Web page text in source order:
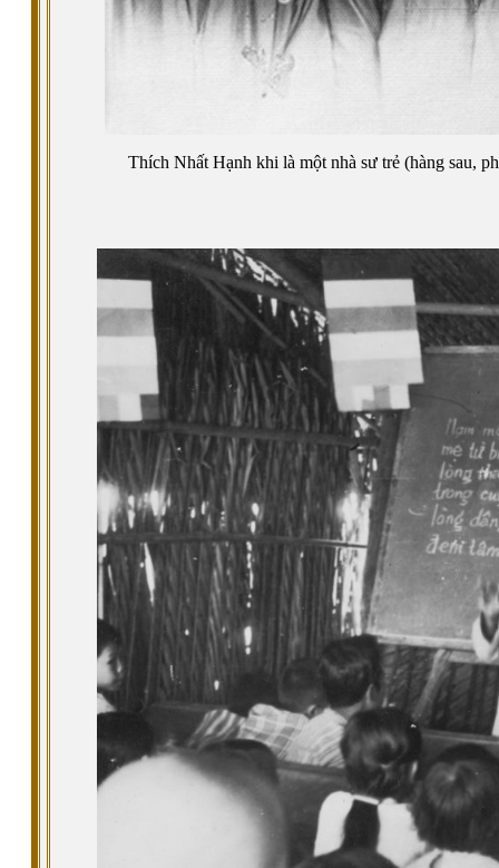
Thích Nhất Hạnh khi là một nhà sư trẻ (hàng sau,